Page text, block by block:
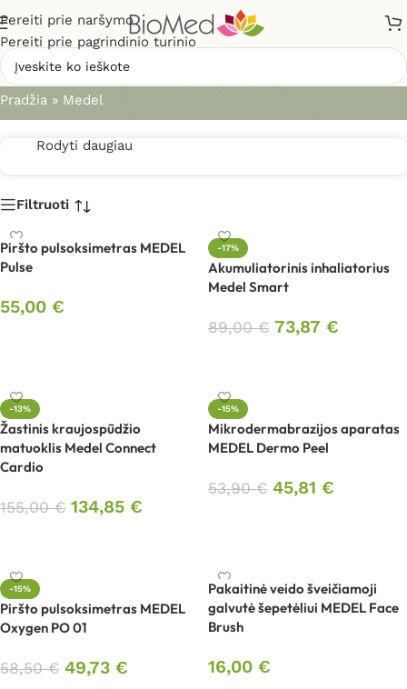
Pereiti prie naršymo
Pereiti prie pagrindinio turinio
Medel
Pradžia » Medel
Rodyti daugiau
Filtruoti
Piršto pulsoksimetras MEDEL
Pulse
55,00 €
-17%
Akumuliatorinis inhaliatorius
Medel Smart
89,00€ 73,87 €
-13%
Žastinis kraujospūdžio
matuoklis Medel Connect
Cardio
155,00€ 134,85 €
-15%
Mikrodermabrazijos aparatas
MEDEL Dermo Peel
53,90€ 45,81 €
-15%
Piršto pulsoksimetras MEDEL
Oxygen PO 01
58,50€ 49,73 €
Pakaitinė veido šveičiamoji
galvutė šepetėliui MEDEL Face
Brush
16,00 €